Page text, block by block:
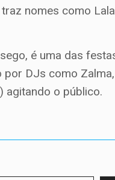
nomes como
é uma das
DJs como
agitando o público.